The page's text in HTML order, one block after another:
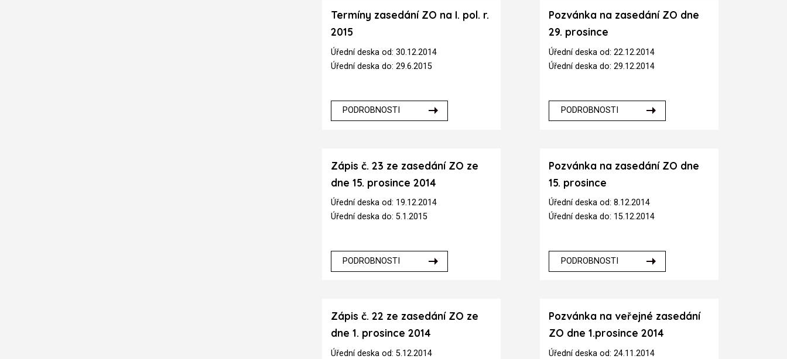
Termíny zasedání ZO na I. pol. r.
2015
Úřední deska od: 30.12.2014
Úřední deska do: 29.6.2015
PODROBNOSTI
Pozvánka na zasedání ZO dne
29. prosince
Úřední deska od: 22.12.2014
Úřední deska do: 29.12.2014
PODROBNOSTI
Zápis č. 23 ze zasedání ZO ze
dne 15. prosince 2014
Úřední deska od: 19.12.2014
Úřední deska do: 5.1.2015
PODROBNOSTI
Pozvánka na zasedání ZO dne
15. prosince
Úřední deska od: 8.12.2014
Úřední deska do: 15.12.2014
PODROBNOSTI
Zápis č. 22 ze zasedání ZO ze
dne 1. prosince 2014
Úřední deska od: 5.12.2014
Pozvánka na veřejné zasedání
ZO dne 1.prosince 2014
Úřední deska od: 24.11.2014